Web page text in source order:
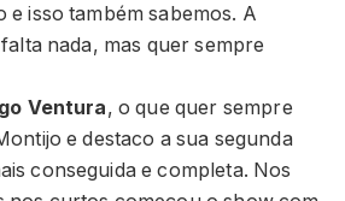
e isso também sabemos. A
nada, mas quer sempre
Ventura, o que quer sempre
e destaco a sua segunda
conseguida e completa. Nos